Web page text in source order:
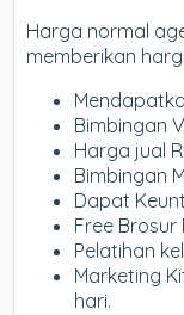
Harga normal
memberikan
Bimbingan
Harga jual
Bimbingan
Dapat
Free Brosur
Pelatihan
Marketing
hari.